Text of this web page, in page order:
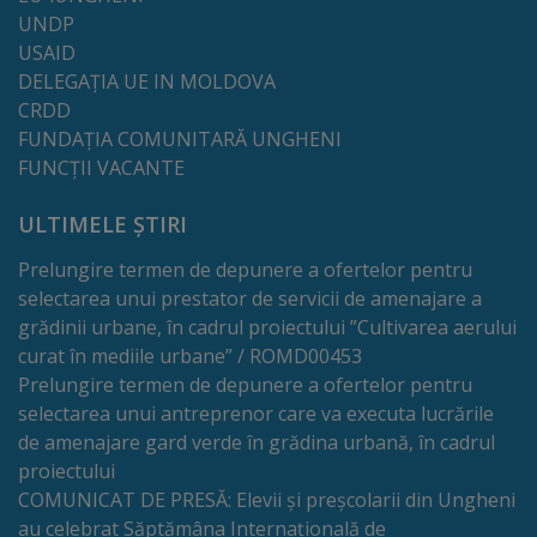
Dispoziții
Regulamente
Rapoarte
Consultări
publice
Achiziții
publice
Rezultate/Atribuiri
Planuri/
UNDP
USAID
DELEGAȚIA UE IN MOLDOVA
CRDD
FUNDAȚIA COMUNITARĂ UNGHENI
FUNCȚII VACANTE
ULTIMELE ȘTIRI
Prelungire termen de depunere a ofertelor pentru
selectarea unui prestator de servicii de amenajare a
grădinii urbane, în cadrul proiectului ”Cultivarea aerului
curat în mediile urbane” / ROMD00453
Prelungire termen de depunere a ofertelor pentru
selectarea unui antreprenor care va executa lucrările
de amenajare gard verde în grădina urbană, în cadrul
proiectului
COMUNICAT DE PRESĂ: Elevii și preșcolarii din Ungheni
au celebrat Săptămâna Internațională de